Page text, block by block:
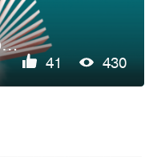
«Новая высота» г. Курск: ребрендинг жилого комплекса
41 430